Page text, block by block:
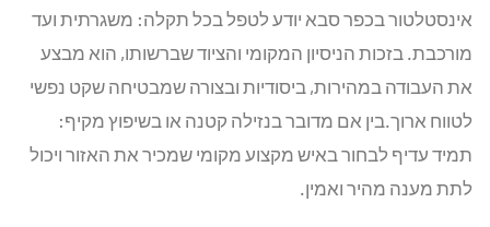
אינסטלטור בכפר סבא יודע לטפל בכל תקלה: משגרתית ועד
מורכבת. בזכות הניסיון המקומי והציוד שברשותו, הוא מבצע
את העבודה במהירות, ביסודיות ובצורה שמבטיחה שקט נפשי
לטווח ארוך.בין אם מדובר בנזילה קטנה או בשיפוץ מקיף:
תמיד עדיף לבחור באיש מקצוע מקומי שמכיר את האזור ויכול
לתת מענה מהיר ואמין.